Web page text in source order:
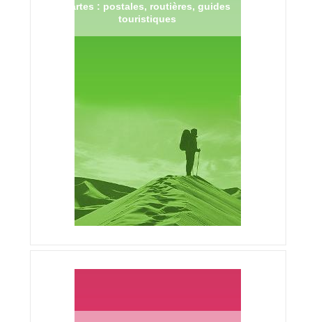
Cartes : postales, routières, guides
touristiques